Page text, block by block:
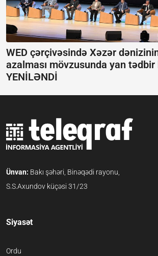
WED çərçivəsində Xəzər
azalması mövzusunda yan
YENİLƏNDİ
Ünvan: Bakı şəhəri, Binəqədi rayonu,
S.S.Axundov küçəsi 31/23
Siyasət
Ordu